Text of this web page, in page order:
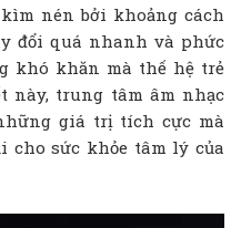
nén bởi khoảng cách
đổi quá nhanh và phức
khó khăn mà thế hệ trẻ
này, trung tâm âm nhạc
giá trị tích cực mà
cho sức khỏe tâm lý của